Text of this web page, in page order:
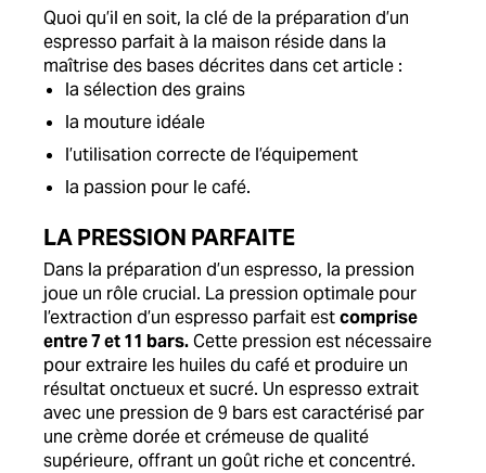
Quoi qu’il en soit, la clé de la préparation d’un
espresso parfait à la maison réside dans la
maîtrise des bases décrites dans cet article :
la sélection des grains
la mouture idéale
l’utilisation correcte de l’équipement
la passion pour le café.
LA PRESSION PARFAITE
Dans la préparation d’un espresso, la pression
joue un rôle crucial. La pression optimale pour
l’extraction d’un espresso parfait estcomprise
entre 7 et 11 bars.Cette pression est nécessaire
pour extraire les huiles du café et produire un
résultat onctueux et sucré. Un espresso extrait
avec une pression de 9 bars est caractérisé par
une crème dorée et crémeuse de qualité
supérieure, offrant un goût riche et concentré.